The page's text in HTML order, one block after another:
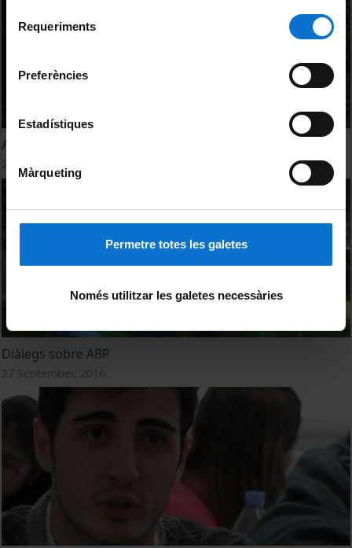
consultar laPolítica de galetes del lloc web de la
Requeriments
Preferències
Estadístiques
Màrqueting
Permetre totes les galetes
Només utilitzar les galetes necessàries
ABP - Experiències al Grau de Bioquímica
27 September, 2016
Diàlegs sobre ABP
27 September, 2016